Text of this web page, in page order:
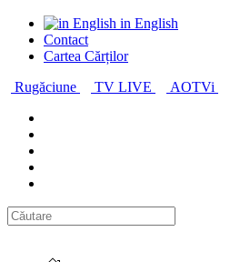
in English
Contact
Cartea Cărților
Rugăciune
TV LIVE AOTVi